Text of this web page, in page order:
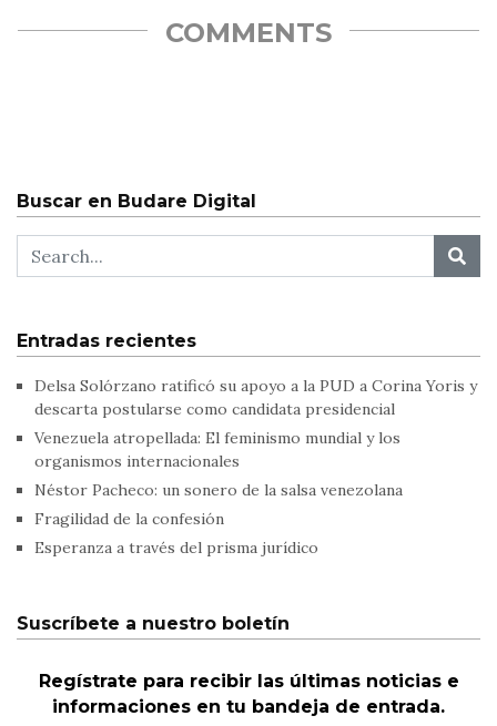
COMMENTS
Buscar en Budare Digital
Entradas recientes
Delsa Solórzano ratificó su apoyo a la PUD a Corina Yoris y
descarta postularse como candidata presidencial
Venezuela atropellada: El feminismo mundial y los
organismos internacionales
Néstor Pacheco: un sonero de la salsa venezolana
Fragilidad de la confesión
Esperanza a través del prisma jurídico
Suscríbete a nuestro boletín
Regístrate para recibir las últimas noticias e
informaciones en tu bandeja de entrada.